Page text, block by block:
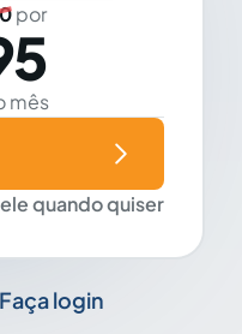
por
mês
quando quiser
Faça login